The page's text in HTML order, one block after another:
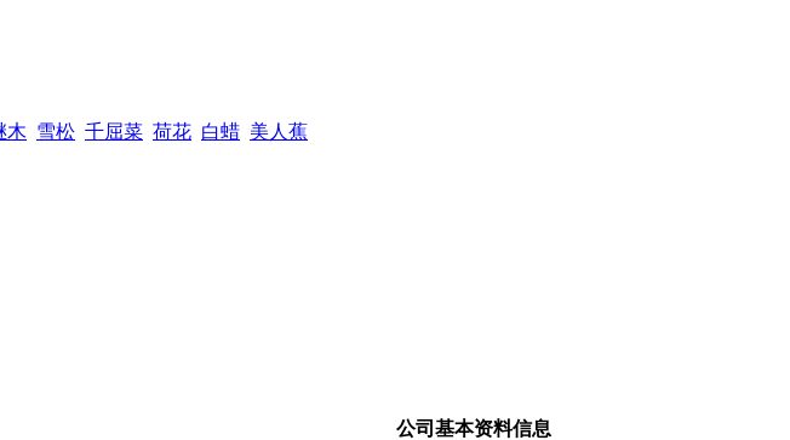
木 雪松 千屈菜 荷花 白蜡 美人蕉
公司基本资料信息